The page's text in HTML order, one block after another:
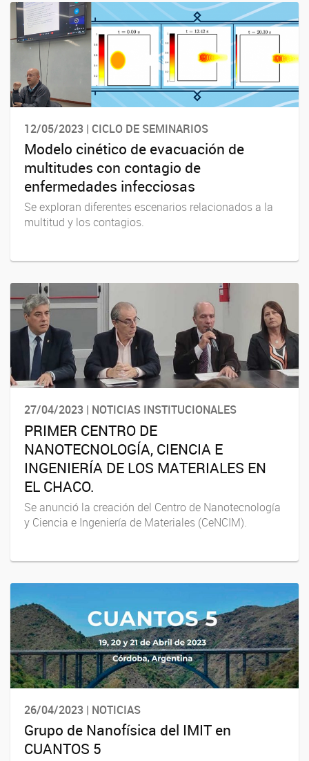
12/05/2023 | CICLO DE SEMINARIOS
Modelo cinético de evacuación de
multitudes con contagio de
enfermedades infecciosas
Se exploran diferentes escenarios relacionados a la
multitud y los contagios.
27/04/2023 | NOTICIAS INSTITUCIONALES
PRIMER CENTRO DE
NANOTECNOLOGÍA, CIENCIA E
INGENIERÍA DE LOS MATERIALES EN
EL CHACO.
Se anunció la creación del Centro de Nanotecnología
y Ciencia e Ingeniería de Materiales (CeNCIM).
26/04/2023 | NOTICIAS
Grupo de Nanofísica del IMIT en
CUANTOS 5